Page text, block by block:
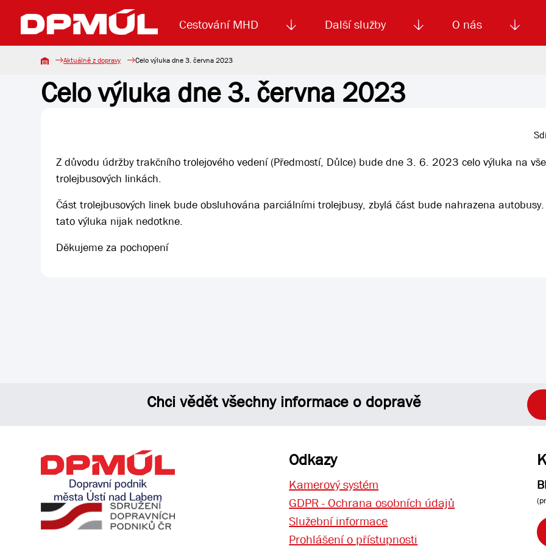
Cestování MHD
Uzavření mostu Dr. E. Beneše Koupit jízdenku Jízdné MHD
Další služby
Lanová dráha Reklama Smluvní doprava
O nás
Základní údaje Aktuality Výběrová řízení
Aktuálně z dopravy Celo výluka dne 3. června 2023
Celo výluka dne 3. června 2023
Z důvodu údržby trakčního trolejového vedení (Předmostí, Důlce) bude dne 3. 6. 2023 celo výluka na
trolejbusových linkách.
Část trolejbusových linek bude obsluhována parciálními trolejbusy, zbylá část bude nahrazena
tato výluka nijak nedotkne.
Děkujeme za pochopení
Chci vědět všechny informace o dopravě
Odkazy
Kamerový systém
GDPR - Ochrana osobních údajů
Služební informace
Prohlášení o přístupnosti